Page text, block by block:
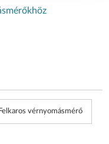
Felkaros vérnyomásmérő